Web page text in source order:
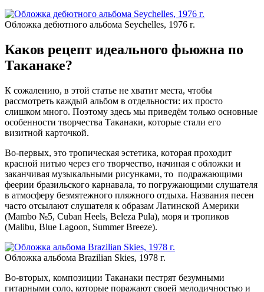
Обложка дебютного альбома Seychelles, 1976 г.
Каков рецепт идеального фьюжна по
Таканаке?
К сожалению, в этой статье не хватит места, чтобы
рассмотреть каждый альбом в отдельности: их просто
слишком много. Поэтому здесь мы приведём только основные
особенности творчества Таканаки, которые стали его
визитной карточкой.
Во-первых, это тропическая эстетика, которая проходит
красной нитью через его творчество, начиная с обложки и
заканчивая музыкальными рисунками, то подражающими
феерии бразильского карнавала, то погружающими слушателя
в атмосферу безмятежного пляжного отдыха. Названия песен
часто отсылают слушателя к образам Латинской Америки
(Mambo №5, Cuban Heels, Beleza Pula), моря и тропиков
(Malibu, Blue Lagoon, Summer Breeze).
Обложка альбома Brazilian Skies, 1978 г.
Во-вторых, композиции Таканаки пестрят безумными
гитарными соло, которые поражают своей мелодичностью и